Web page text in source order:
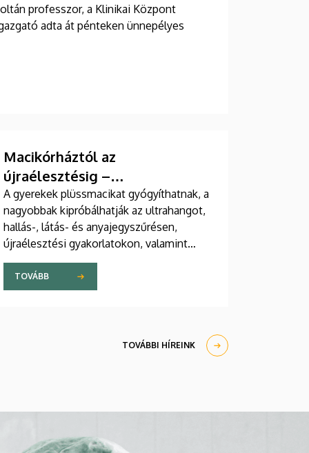
professzor, a Klinikai Központ
adta át pénteken ünnepélyes
Macikórháztól az
újraélesztésig –
egészségprogramok a
Campuson
A gyerekek plüssmacikat gyógyíthatnak, a
nagyobbak kipróbálhatják az ultrahangot,
hallás-, látás- és anyajegyszűrésen,
újraélesztési gyakorlatokon, valamint
zeneterápiás és a mentális egészséget
támogató prevenciós foglalkozásokon is
részt vehetnek a július 22-én kezdődő
Általános Orvostudományi Kar sokszínű
Terápiás Központban.
TOVÁBB
TOVÁBBI HÍREINK